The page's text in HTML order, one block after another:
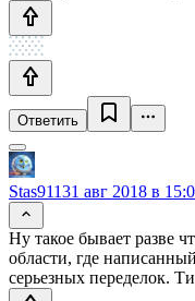
Ответить
Stas91131 авг 2018 в
Ну такое бывает разве
области, где
серьезных переделок.